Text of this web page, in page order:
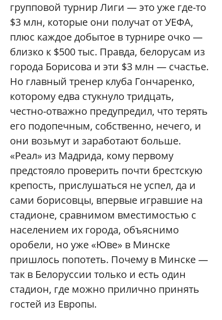
групповой турнир Лиги — это уже где-то
$3 млн, которые они получат от УЕФА,
плюс каждое добытое в турнире очко —
близко к $500 тыс. Правда, белорусам из
города Борисова и эти $3 млн — счастье.
Но главный тренер клуба Гончаренко,
которому едва стукнуло тридцать,
честно-отважно предупредил, что терять
его подопечным, собственно, нечего, и
они возьмут и заработают больше.
«Реал» из Мадрида, кому первому
предстояло проверить почти брестскую
крепость, прислушаться не успел, да и
сами борисовцы, впервые игравшие на
стадионе, сравнимом вместимостью с
населением их города, объяснимо
оробели, но уже «Юве» в Минске
пришлось попотеть. Почему в Минске —
так в Белоруссии только и есть один
стадион, где можно прилично принять
гостей из Европы.